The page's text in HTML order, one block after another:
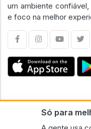
Só para
um ambiente
e foco na melhor
CNPJ n.º 30.220.458/0001-